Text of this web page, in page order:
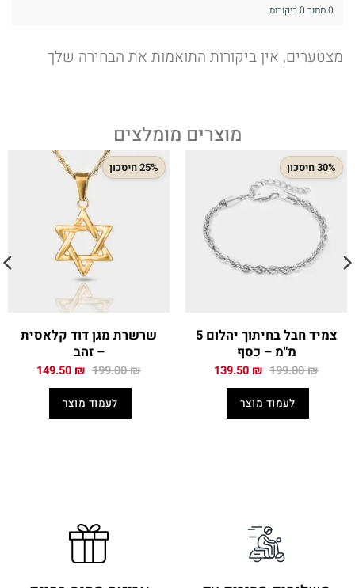
0 מתוך 0 ביקורות
מצטערים, אין ביקורות התואמות את הבחירה שלך
מוצרים מומלצים
30% חיסכון
צמיד חבל בחיתוך יהלום 5
מ"מ – כסף
199.00₪ המחיר
199.00 ₪.
139.50₪ המחיר
לעמוד מוצר
25% חיסכון
שרשרת מגן דוד קלאסית
– זהב
199.00₪ המחיר
199.00 ₪.
149.50₪ המחיר
לעמוד מוצר